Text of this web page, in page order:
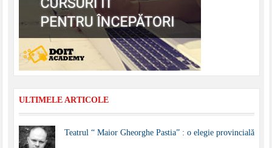
ULTIMELE ARTICOLE
Teatrul “ Maior Gheorghe Pastia” : o elegie provincială